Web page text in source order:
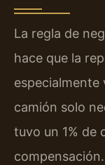
La regla de
hace que la
especialmente
camión solo
tuvo un 1% de